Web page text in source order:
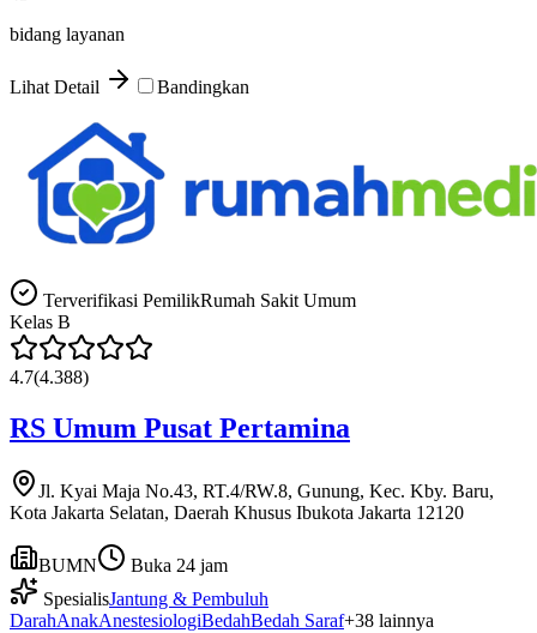
bidang layanan
Lihat Detail Bandingkan
Terverifikasi PemilikRumah Sakit Umum
Kelas B
4.7(4.388)
RS Umum Pusat Pertamina
Jl. Kyai Maja No.43, RT.4/RW.8, Gunung, Kec. Kby. Baru,
Kota Jakarta Selatan, Daerah Khusus Ibukota Jakarta 12120
BUMN
Buka 24 jam
SpesialisJantung & Pembuluh
DarahAnakAnestesiologiBedahBedah Saraf+38 lainnya